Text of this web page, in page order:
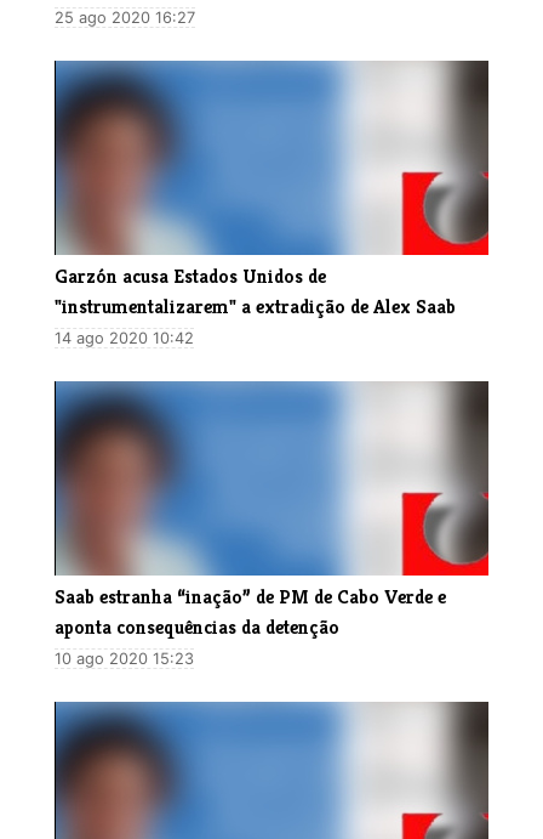
25 ago 2020 16:27
Garzón acusa Estados Unidos de
"instrumentalizarem" a extradição de Alex Saab
14 ago 2020 10:42
Saab estranha “inação” de PM de Cabo Verde e
aponta consequências da detenção
10 ago 2020 15:23